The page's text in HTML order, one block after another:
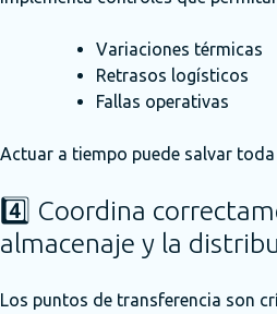
Variaciones térmicas
Retrasos logísticos
Fallas operativas
Actuar a tiempo puede salvar toda
4️⃣ Coordina
almacenaje y la
Los puntos de transferencia son